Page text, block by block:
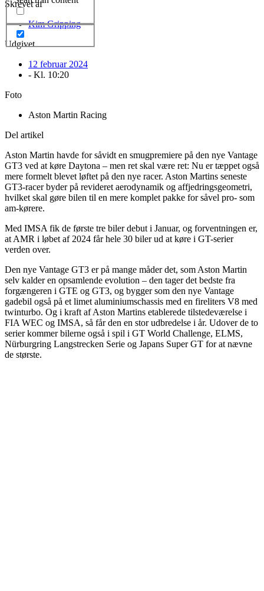
Skrevet af
Kim Gripping
Udgivet
12 februar 2024
- Kl. 10:20
Foto
Aston Martin Racing
Del artikel
Aston Martin havde for såvidt en smugpremiere på den nye Vantage
GT3 ved at køre Daytona – men ret skal være ret: Nu er tæppet også
mere formelt blevet løftet på den nye racer. Aston Martins seneste
GT3-racer byder på revideret aerodynamik og affjedringsgeometri,
hvilket skal gøre bilen til en mere komplet pakke for såvel pro- som
am-kørere.
Med IMSA fik de første tre biler debut i Januar, og forventningen er,
at AMR i løbet af 2024 får hele 30 biler ud at køre i GT-serier
verden over.
Den nye Vantage GT3 er på mange måder det, som Aston Martin
selv kalder en opsamlende evolution – den tager det bedste fra
forgængeren i GTE og GT3, og bygger som den nye Vantage
gadebil også på et limet aluminiumschassis med en fireliters V8 med
twinturbo. Og i kraft af Aston Martins etablerede tilstedeværelse i
FIA WEC og IMSA, så får den en stor udbredelse i år. Udover de to
serier kommer bilerne også i spil i GT World Challenge, ELMS,
Nürburgring Langstrecken Serie og Japans Super GT for at nævne
de største.